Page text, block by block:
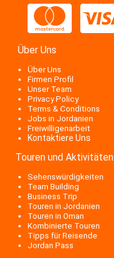
Über Uns
Über Uns
Firmen Profil
Unser Team
Privacy Policy
Terms & Conditions
Jobs in Jordanien
Freiwilligenarbeit
Kontaktiere Uns
Touren und Aktivitäten
Sehenswürdigkeiten
Team Building
Business Trip
Touren in Jordanien
Touren in Oman
Kombinierte Touren
Tipps für Reisende
Jordan Pass